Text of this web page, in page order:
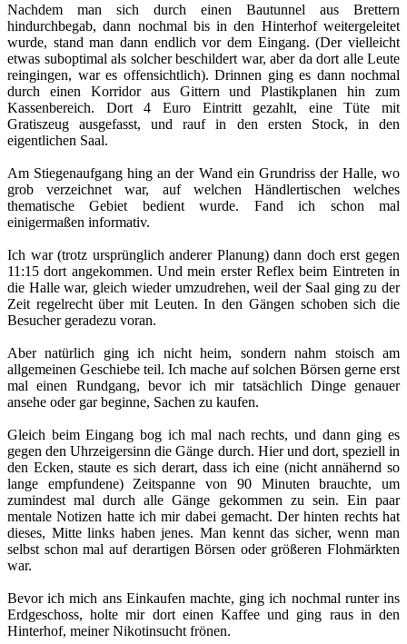
Nachdem man sich durch einen Bautunnel aus Brettern
hindurchbegab, dann nochmal bis in den Hinterhof weitergeleitet
wurde, stand man dann endlich vor dem Eingang. (Der vielleicht
etwas suboptimal als solcher beschildert war, aber da dort alle Leute
reingingen, war es offensichtlich). Drinnen ging es dann nochmal
durch einen Korridor aus Gittern und Plastikplanen hin zum
Kassenbereich. Dort 4 Euro Eintritt gezahlt, eine Tüte mit
Gratiszeug ausgefasst, und rauf in den ersten Stock, in den
eigentlichen Saal.
Am Stiegenaufgang hing an der Wand ein Grundriss der Halle, wo
grob verzeichnet war, auf welchen Händlertischen welches
thematische Gebiet bedient wurde. Fand ich schon mal
einigermaßen informativ.
Ich war (trotz ursprünglich anderer Planung) dann doch erst gegen
11:15 dort angekommen. Und mein erster Reflex beim Eintreten in
die Halle war, gleich wieder umzudrehen, weil der Saal ging zu der
Zeit regelrecht über mit Leuten. In den Gängen schoben sich die
Besucher geradezu voran.
Aber natürlich ging ich nicht heim, sondern nahm stoisch am
allgemeinen Geschiebe teil. Ich mache auf solchen Börsen gerne erst
mal einen Rundgang, bevor ich mir tatsächlich Dinge genauer
ansehe oder gar beginne, Sachen zu kaufen.
Gleich beim Eingang bog ich mal nach rechts, und dann ging es
gegen den Uhrzeigersinn die Gänge durch. Hier und dort, speziell in
den Ecken, staute es sich derart, dass ich eine (nicht annähernd so
lange empfundene) Zeitspanne von 90 Minuten brauchte, um
zumindest mal durch alle Gänge gekommen zu sein. Ein paar
mentale Notizen hatte ich mir dabei gemacht. Der hinten rechts hat
dieses, Mitte links haben jenes. Man kennt das sicher, wenn man
selbst schon mal auf derartigen Börsen oder größeren Flohmärkten
war.
Bevor ich mich ans Einkaufen machte, ging ich nochmal runter ins
Erdgeschoss, holte mir dort einen Kaffee und ging raus in den
Hinterhof, meiner Nikotinsucht frönen.